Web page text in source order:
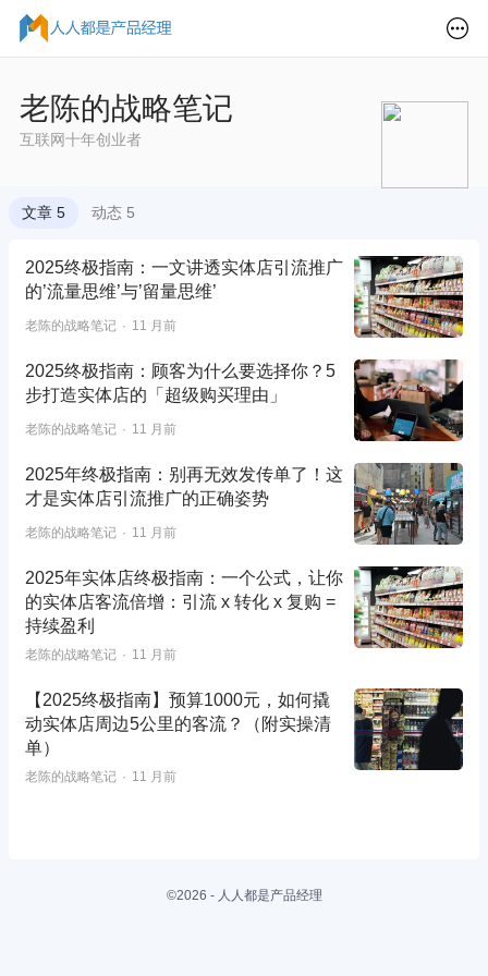
老陈的战略笔记
互联网十年创业者
文章 5 动态 5
2025终极指南：一文讲透实体店引流推广
的’流量思维’与’留量思维’
老陈的战略笔记 11 月前
2025终极指南：顾客为什么要选择你？5
步打造实体店的「超级购买理由」
老陈的战略笔记 11 月前
2025年终极指南：别再无效发传单了！这
才是实体店引流推广的正确姿势
老陈的战略笔记 11 月前
2025年实体店终极指南：一个公式，让你
的实体店客流倍增：引流 x 转化 x 复购 =
持续盈利
老陈的战略笔记 11 月前
【2025终极指南】预算1000元，如何撬
动实体店周边5公里的客流？（附实操清
单）
老陈的战略笔记 11 月前
©2026 - 人人都是产品经理